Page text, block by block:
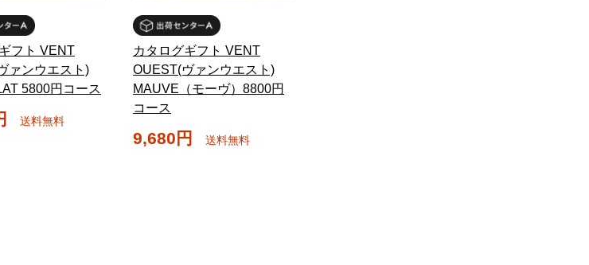
フト VENT
ァンウエスト)
5800円コース
送料無料
カタログギフト VENT
OUEST(ヴァンウエスト)
MAUVE（モーヴ）8800円
コース
9,680円 送料無料